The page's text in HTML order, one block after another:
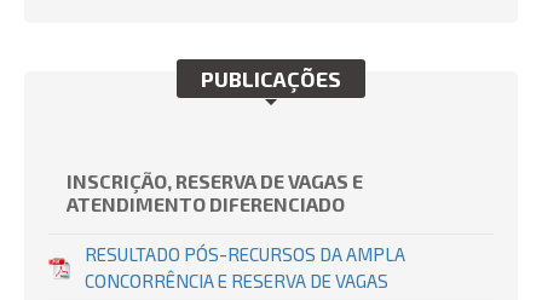
PUBLICAÇÕES
INSCRIÇÃO, RESERVA DE VAGAS E
ATENDIMENTO DIFERENCIADO
RESULTADO PÓS-RECURSOS DA AMPLA
CONCORRÊNCIA E RESERVA DE VAGAS